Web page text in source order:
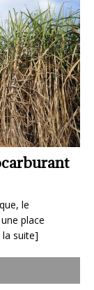
Crit’Air,
en matière